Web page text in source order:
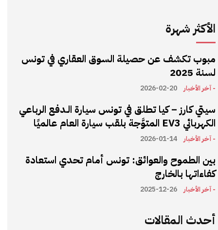
الأكثر شهرة
مبوب تكشف عن حصيلة السوق العقاري في تونس
لسنة 2025
- آخر الأخبار 2026-02-20
سيتي كارز – كيا تطلق في تونس سيارة الـدفع الرباعي
الكهربائي EV3 المتوَّجة بلقب سيارة العام عالميًا
- آخر الأخبار 2026-01-14
بين الطموح والعوائق: تونس أمام تحدي استعادة
كفاءاتها بالخارج
- آخر الأخبار 2025-12-26
أحدث المقالات